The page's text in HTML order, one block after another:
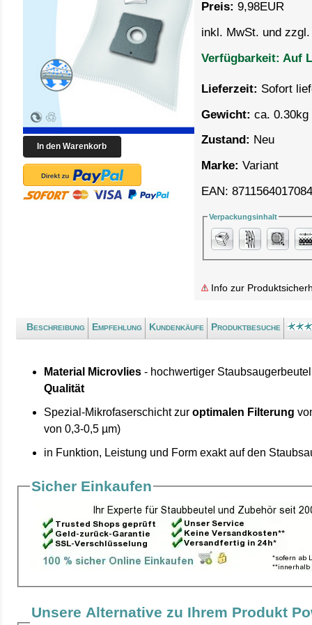
Preis: 9,98EUR
inkl. MwSt. und
Verfügbarkeit: Auf
Lieferzeit: Sofort
Gewicht: ca. 0.30kg
Zustand: Neu
Marke: Variant
EAN: 8711564017084
Verpackungsinhalt
Info zur
Beschreibung Empfehlung Kundenkäufe Produktbesuche
Material Microvlies - hochwertiger
Qualität
Spezial-Mikrofaserschicht zuroptimalen Filterung
von 0,3-0,5 µm)
in Funktion, Leistung und Form exakt auf den
Sicher Einkaufen
Unsere Alternative zu Ihrem Produkt